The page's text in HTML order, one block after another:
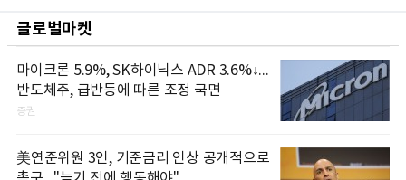
글로벌마켓
마이크론 5.9%, SK하이닉스 ADR 3.6%↓...
반도체주, 급반등에 따른 조정 국면
증권
美연준위원 3인, 기준금리 인상 공개적으로